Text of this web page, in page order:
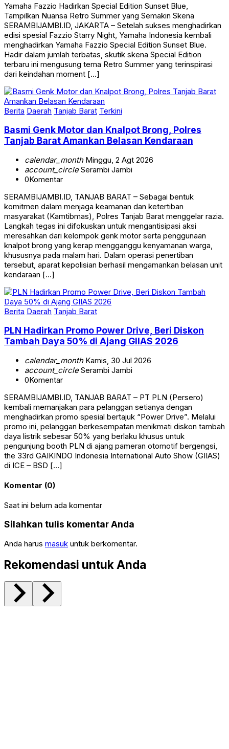
Yamaha Fazzio Hadirkan Special Edition Sunset Blue,
Tampilkan Nuansa Retro Summer yang Semakin Skena
SERAMBIJAMBI.ID, JAKARTA – Setelah sukses menghadirkan
edisi spesial Fazzio Starry Night, Yamaha Indonesia kembali
menghadirkan Yamaha Fazzio Special Edition Sunset Blue.
Hadir dalam jumlah terbatas, skutik skena Special Edition
terbaru ini mengusung tema Retro Summer yang terinspirasi
dari keindahan moment […]
Berita Daerah Tanjab Barat Terkini
Basmi Genk Motor dan Knalpot Brong, Polres
Tanjab Barat Amankan Belasan Kendaraan
calendar_monthMinggu, 2 Agt 2026
account_circleSerambi Jambi
0Komentar
SERAMBIJAMBI.ID, TANJAB BARAT – Sebagai bentuk
komitmen dalam menjaga keamanan dan ketertiban
masyarakat (Kamtibmas), Polres Tanjab Barat menggelar razia.
Langkah tegas ini difokuskan untuk mengantisipasi aksi
meresahkan dari kelompok genk motor serta penggunaan
knalpot brong yang kerap mengganggu kenyamanan warga,
khususnya pada malam hari. Dalam operasi penertiban
tersebut, aparat kepolisian berhasil mengamankan belasan unit
kendaraan […]
Berita Daerah Tanjab Barat
PLN Hadirkan Promo Power Drive, Beri Diskon
Tambah Daya 50% di Ajang GIIAS 2026
calendar_monthKamis, 30 Jul 2026
account_circleSerambi Jambi
0Komentar
SERAMBIJAMBI.ID, TANJAB BARAT – PT PLN (Persero)
kembali memanjakan para pelanggan setianya dengan
menghadirkan promo spesial bertajuk “Power Drive”. Melalui
promo ini, pelanggan berkesempatan menikmati diskon tambah
daya listrik sebesar 50% yang berlaku khusus untuk
pengunjung booth PLN di ajang pameran otomotif bergengsi,
the 33rd GAIKINDO Indonesia International Auto Show (GIIAS)
di ICE – BSD […]
Komentar (0)
Saat ini belum ada komentar
Silahkan tulis komentar Anda
Anda harus masuk untuk berkomentar.
Rekomendasi untuk Anda